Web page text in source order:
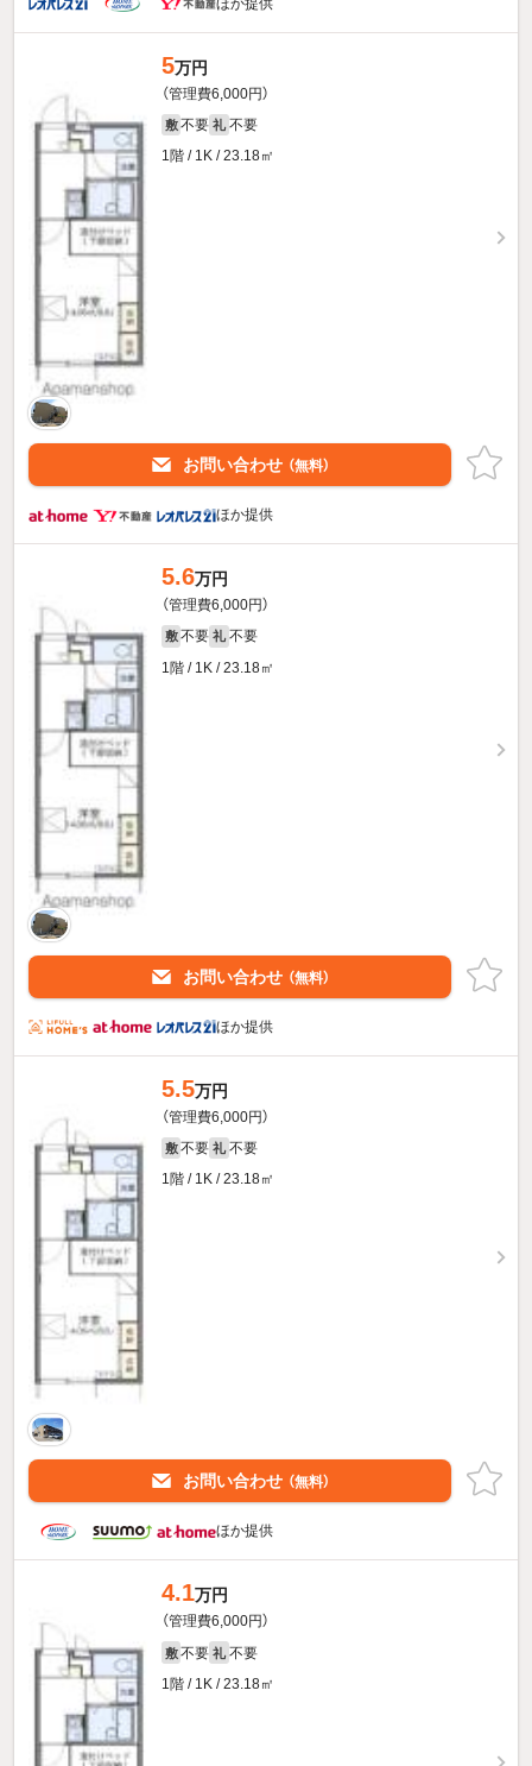
5万円
（管理費6,000円）
敷 不要 礼 不要
1階 / 1K / 23.18㎡
お問い合わせ （無料）
ほか提供
5.6万円
（管理費6,000円）
敷 不要 礼 不要
1階 / 1K / 23.18㎡
お問い合わせ （無料）
ほか提供
5.5万円
（管理費6,000円）
敷 不要 礼 不要
1階 / 1K / 23.18㎡
お問い合わせ （無料）
ほか提供
4.1万円
（管理費6,000円）
敷 不要 礼 不要
1階 / 1K / 23.18㎡